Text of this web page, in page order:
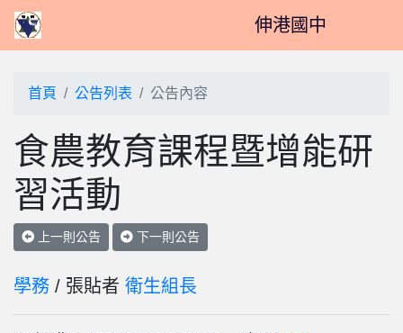
伸港國中
首頁 公告列表 公告內容
食農教育課程暨增能研
習活動
上一則公告 下一則公告
學務 / 張貼者 衛生組長